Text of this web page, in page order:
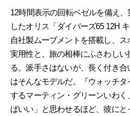
12時間表示の回転ベゼルを備え
したオリス「ダイバーズ65 12H
自社製ムーブメントを搭載し、
実用性と、旅の相棒にふさわし
る。派手さはないが、長く付き
はそんなモデルだ。『ウォッチ
するマーティン・グリーンいわ
ばいい」と思わせるほど、彼にと